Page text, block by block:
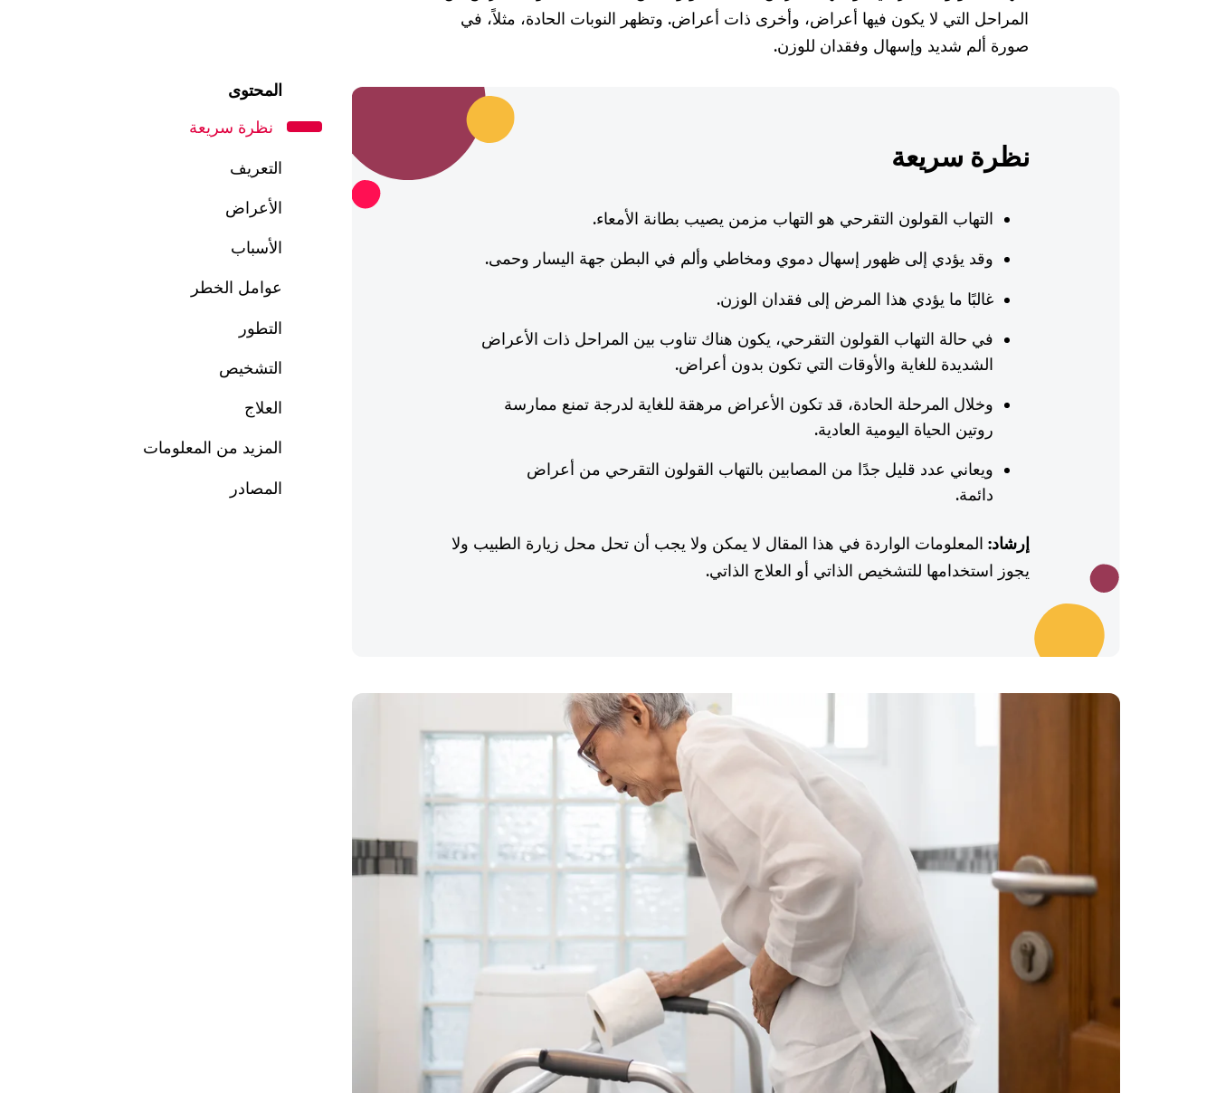
المحتوى
نظرة سريعة
التعريف
الأعراض
الأسباب
عوامل الخطر
التطور
التشخيص
العلاج
المزيد من المعلومات
المصادر
المراحل التي لا يكون فيها أعراض، وأخرى ذات أعراض. وتظهر النوبات الحادة، مثلاً، في
صورة ألم شديد وإسهال وفقدان للوزن.
نظرة سريعة
التهاب القولون التقرحي هو التهاب مزمن يصيب بطانة الأمعاء.
وقد يؤدي إلى ظهور إسهال دموي ومخاطي وألم في البطن جهة اليسار وحمى.
غالبًا ما يؤدي هذا المرض إلى فقدان الوزن.
في حالة التهاب القولون التقرحي، يكون هناك تناوب بين المراحل ذات الأعراض
الشديدة للغاية والأوقات التي تكون بدون أعراض.
وخلال المرحلة الحادة، قد تكون الأعراض مرهقة للغاية لدرجة تمنع ممارسة
روتين الحياة اليومية العادية.
ويعاني عدد قليل جدًا من المصابين بالتهاب القولون التقرحي من أعراض
دائمة.
إرشاد: المعلومات الواردة في هذا المقال لا يمكن ولا يجب أن تحل محل زيارة الطبيب ولا
يجوز استخدامها للتشخيص الذاتي أو العلاج الذاتي.